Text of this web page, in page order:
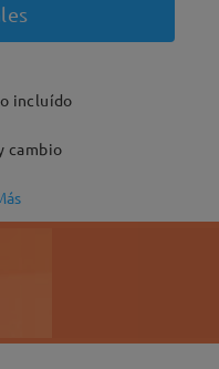
incluído
cambio